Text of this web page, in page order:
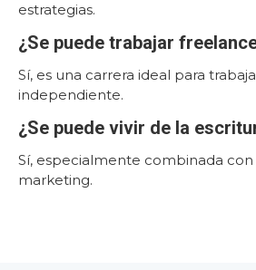
estrategias.
¿Se puede trabajar
Sí, es una carrera ideal para
independiente.
¿Se puede vivir de la
Sí, especialmente combinada
marketing.